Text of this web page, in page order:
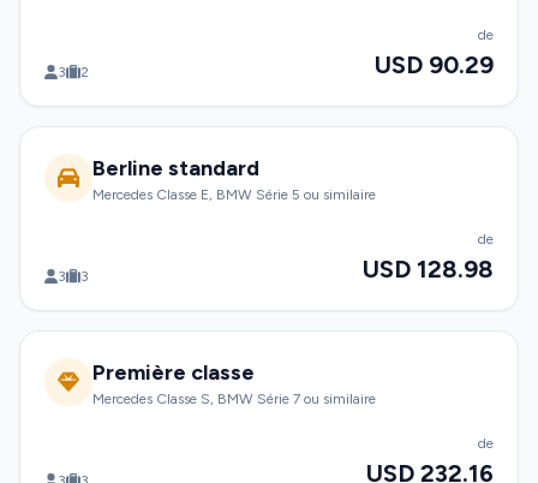
3 2
de
USD 90.29
Berline standard
Mercedes Classe E, BMW Série 5 ou similaire
3 3
de
USD 128.98
Première classe
Mercedes Classe S, BMW Série 7 ou similaire
de
USD 232.16